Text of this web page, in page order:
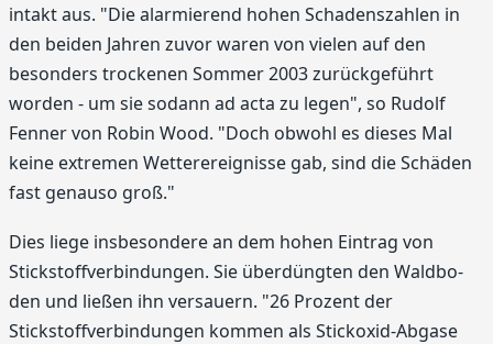
intakt aus. "Die alarmie­rend hohen Schadenszahlen in
den beiden Jahren zuvor waren von vielen auf den
besonders trockenen Sommer 2003 zurückgeführt
worden - um sie sodann ad acta zu legen", so Rudolf
Fenner von Robin Wood. "Doch obwohl es dieses Mal
keine extremen Wetterereignisse gab, sind die Schäden
fast genauso groß."
Dies liege insbesondere an dem hohen Eintrag von
Stickstoffverbindungen. Sie überdüngten den Waldbo­
den und ließen ihn versauern. "26 Pro­zent der
Stickstoffverbindungen kommen als Stickoxid-Abgase